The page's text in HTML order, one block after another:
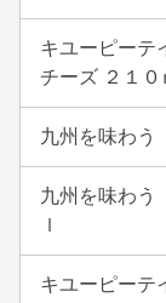
キユーピー
チーズ ２１０
九州を味わう
九州を味わ
ｌ
キユーピー